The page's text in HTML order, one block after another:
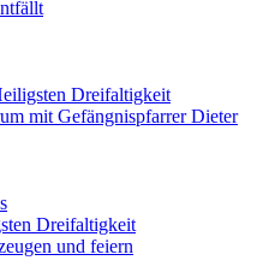
Dreifaltigkeit
mit Gefängnispfarrer Dieter
Dreifaltigkeit
und feiern